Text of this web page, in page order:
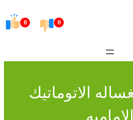
0 0
الاتوماتيك